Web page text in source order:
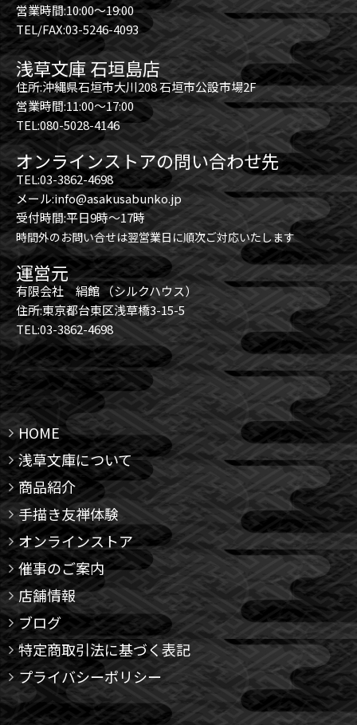
営業時間:10:00～19:00
TEL/FAX:03-5246-4093
浅草文庫 石垣島店
住所:沖縄県石垣市大川208 石垣市公設市場2F
営業時間:11:00～17:00
TEL:080-5028-4146
オンラインストアの問い合わせ先
TEL:03-3862-4698
メール:info@asakusabunko.jp
受付時間:平日9時～17時
時間外のお問い合せは翌営業日に順次ご対応いたします
運営元
有限会社 絹館 （シルクハウス）
住所:東京都台東区浅草橋3-15-5
TEL:03-3862-4698
HOME
浅草文庫について
商品紹介
手描き友禅体験
オンラインストア
催事のご案内
店舗情報
ブログ
特定商取引法に基づく表記
プライバシーポリシー